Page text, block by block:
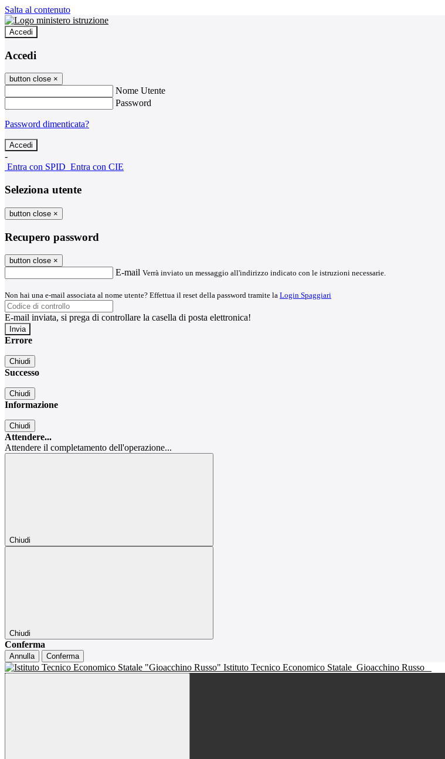
Salta al contenuto
Accedi
Accedi
button close ×
Nome Utente
Password
Password dimenticata?
-
Entra con SPID Entra con CIE
Seleziona utente
button close ×
Recupero password
button close ×
E-mail Verrà inviato un messaggio all'indirizzo indicato con le istruzioni necessarie.
Non hai una e-mail associata al nome utente? Effettua il reset della password tramite la Login Spaggiari
E-mail inviata, si prega di controllare la casella di posta elettronica!
Errore
Chiudi
Successo
Chiudi
Informazione
Chiudi
Attendere...
Attendere il completamento dell'operazione...
Chiudi
Chiudi
Conferma
Annulla Conferma
Istituto Tecnico Economico Statale Gioacchino Russo